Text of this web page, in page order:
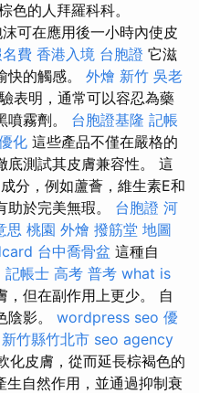
色的人拜羅科科。
可在應用後一小時內使皮
費 香港入境 台胞證 它滋
快的觸感。 外燴 新竹 吳老
表明，通常可以容忍為藥
噴霧劑。 台胞證基隆 記帳
化 這些產品不僅在嚴格的
底測試其皮膚兼容性。 這
分，例如蘆薈，維生素E和
於完美無瑕。 台胞證 河
思 桃園 外燴 撥筋堂 地圖
台中喬骨盆 這種自
記帳士 高考 普考 what is
，但在副作用上更少。 自
陰影。 wordpress seo 優
竹縣竹北市 seo agency
化皮膚，從而延長棕褐色的
生自然作用，並通過抑制衰